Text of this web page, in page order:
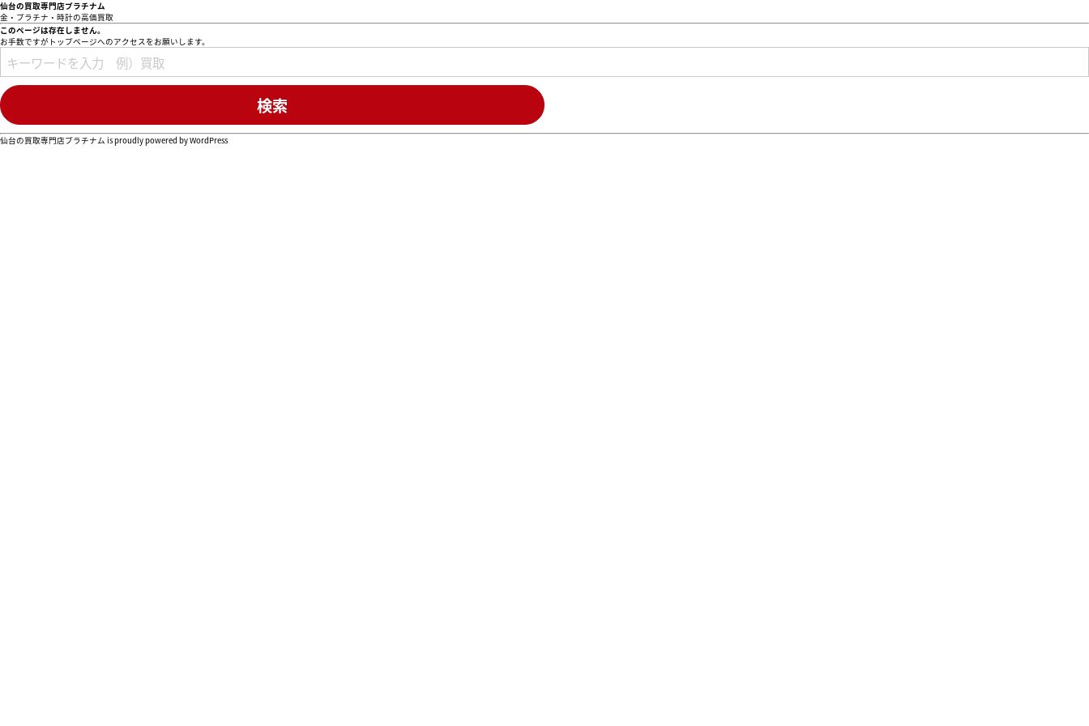
仙台の買取専門店プラチナム
金・プラチナ・時計の高価買取
このページは存在しません。
お手数ですがトップページへのアクセスをお願いします。
仙台の買取専門店プラチナム is proudly powered byWordPress